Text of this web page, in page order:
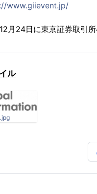
www.giievent.jp/
月24日に東京証券取引
ル